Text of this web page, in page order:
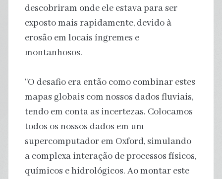
descobriram onde ele estava para ser
exposto mais rapidamente, devido à
erosão em locais íngremes e
montanhosos.
“O desafio era então como combinar estes
mapas globais com nossos dados fluviais,
tendo em conta as incertezas. Colocamos
todos os nossos dados em um
supercomputador em Oxford, simulando
a complexa interação de processos físicos,
químicos e hidrológicos. Ao montar este